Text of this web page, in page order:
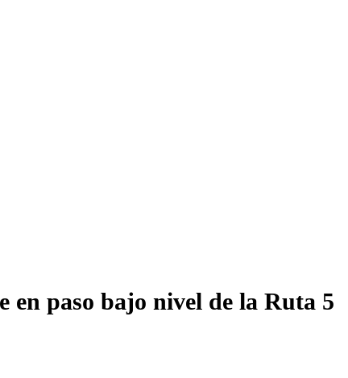
en paso bajo nivel de la Ruta 5